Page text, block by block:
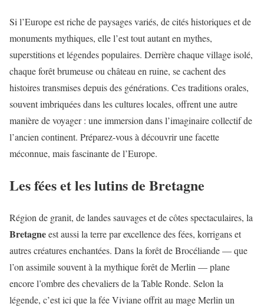
Si l’Europe est riche de paysages variés, de cités historiques et de
monuments mythiques, elle l’est tout autant en mythes,
superstitions et légendes populaires. Derrière chaque village isolé,
chaque forêt brumeuse ou château en ruine, se cachent des
histoires transmises depuis des générations. Ces traditions orales,
souvent imbriquées dans les cultures locales, offrent une autre
manière de voyager : une immersion dans l’imaginaire collectif de
l’ancien continent. Préparez-vous à découvrir une facette
méconnue, mais fascinante de l’Europe.
Les fées et les lutins de Bretagne
Région de granit, de landes sauvages et de côtes spectaculaires, la
Bretagneest aussi la terre par excellence des fées, korrigans et
autres créatures enchantées. Dans la forêt de Brocéliande — que
l’on assimile souvent à la mythique forêt de Merlin — plane
encore l’ombre des chevaliers de la Table Ronde. Selon la
légende, c’est ici que la fée Viviane offrit au mage Merlin un